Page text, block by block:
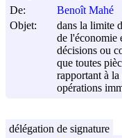
De:
Benoît Mahé
Objet:
dans la limite
de l'économie
décisions ou
que toutes
rapportant à
opérations
délégation de signature